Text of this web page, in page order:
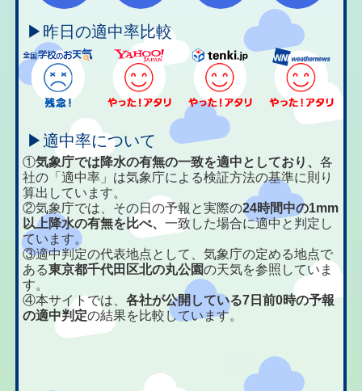
▶昨日の適中率比較
▶適中率について
①気象庁では降水の有無の一致を適中としており、各
社の「適中率」は気象庁による検証方法の基準に則り
算出しています。
②気象庁では、その日の予報と実際の24時間中の1mm
以上降水の有無を比べ、一致した場合に適中と判定し
ています。
③適中判定の代表地点として、気象庁の定める地点で
ある東京都千代田区北の丸公園の天気を参照していま
す。
④本サイトでは、各社が公開している7日前0時の予報
の適中判定の結果を比較しています。